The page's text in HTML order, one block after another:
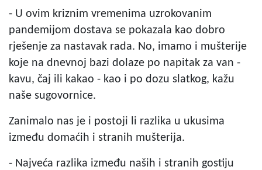
- U ovim kriznim vremenima uzrokovanim
pandemijom dostava se pokazala kao dobro
rješenje za nastavak rada. No, imamo i mušterije
koje na dnevnoj bazi dolaze po napitak za van -
kavu, čaj ili kakao - kao i po dozu slatkog, kažu
naše sugovornice.
Zanimalo nas je i postoji li razlika u ukusima
između domaćih i stranih mušterija.
- Najveća razlika između naših i stranih gostiju